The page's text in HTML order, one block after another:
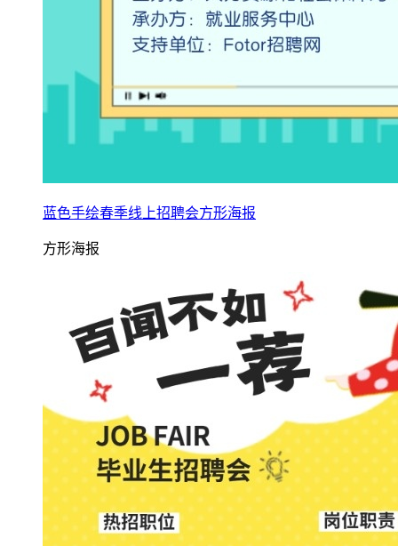
蓝色手绘春季线上招聘会方形海报
方形海报